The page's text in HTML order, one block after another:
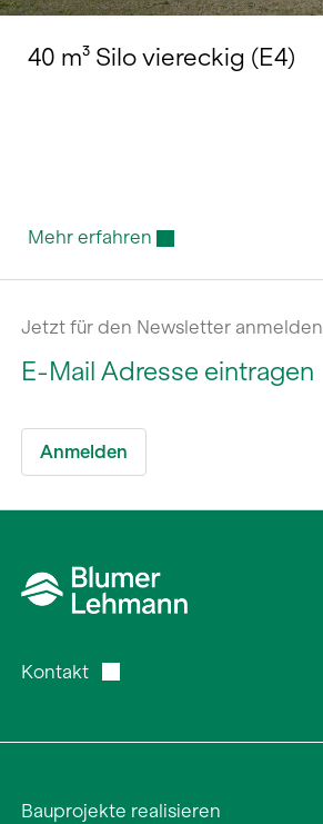
40 m³ Silo viereckig (E4)
Mehr erfahren
Jetzt für den Newsletter anmelden
Kontakt
Bauprojekte realisieren